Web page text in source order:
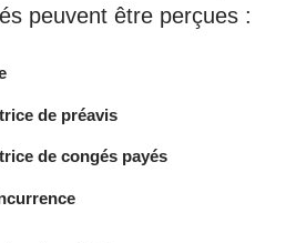
peuvent être perçues :
de préavis
de congés payés